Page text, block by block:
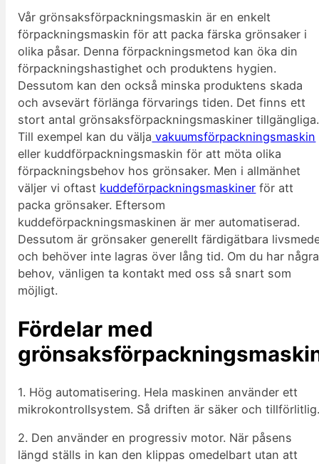
Vår grönsaksförpackningsmaskin är en enkelt
förpackningsmaskin för att packa färska grönsaker i
olika påsar. Denna förpackningsmetod kan öka din
förpackningshastighet och produktens hygien.
Dessutom kan den också minska produktens skada
och avsevärt förlänga förvarings tiden. Det finns ett
stort antal grönsaksförpackningsmaskiner tillgängliga.
Till exempel kan du välja vakuumsförpackningsmaskin
eller kuddförpackningsmaskin för att möta olika
förpackningsbehov hos grönsaker. Men i allmänhet
väljer vi oftast kuddeförpackningsmaskiner för att
packa grönsaker. Eftersom
kuddeförpackningsmaskinen är mer automatiserad.
Dessutom är grönsaker generellt färdigätbara
och behöver inte lagras över lång tid. Om du har några
behov, vänligen ta kontakt med oss så snart som
möjligt.
Fördelar med
1. Hög automatisering. Hela maskinen använder ett
mikrokontrollsystem. Så driften är säker och
2. Den använder en progressiv motor. När påsens
längd ställs in kan den klippas omedelbart utan att